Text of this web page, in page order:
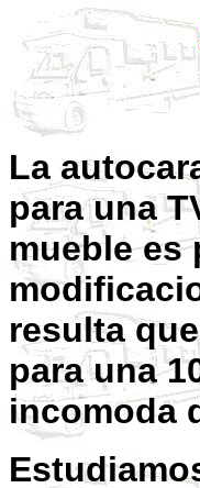
La
para una
mueble es
resulta
para una
incomoda